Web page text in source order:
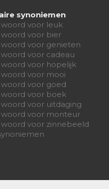
synoniemen
voor leuk
voor bier
voor genieten
voor cadeau
voor hopelijk
voor mooi
voor goed
voor boek
voor uitdaging
voor monteur
voor zinnebeeld